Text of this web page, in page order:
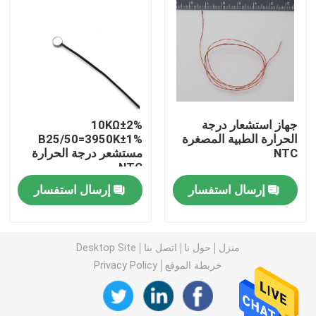
حساس درجة حرارة المسبار
مسبار الثرمستور NTC
الايبوكسي الثرمستور
الثرمستور حبة الزجاج
مستشعر درجة الحرارة RTD
جهاز استشعار درجة
الحرارة الطبية المصغرة
NTC
إرسال استفسار
10KΩ±2%
B25/50=3950K±1%
مستشعر درجة الحرارة
NTC
إرسال استفسار
منزل حول نا اتصل بنا
Desktop Site
خريطة الموقع
Privacy Policy